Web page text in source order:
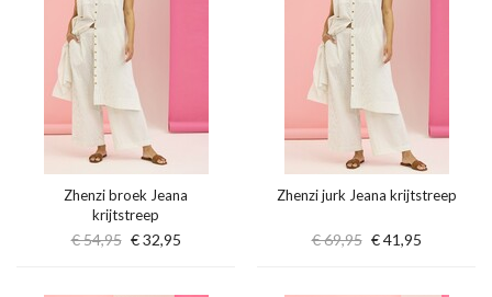
Zhenzi broek Jeana
krijtstreep
€ 54,95 € 32,95
Zhenzi jurk Jeana krijtstreep
€ 69,95 € 41,95